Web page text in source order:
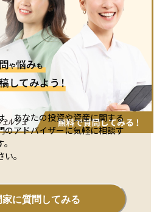
、あなたの投資や資産に関する
のアドバイザーに気軽に相談す
。
家に質問してみる